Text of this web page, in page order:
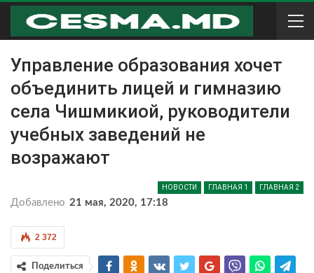
Управление образования хочет
объединить лицей и гимназию
села Чишмикиой, руководители
учебных заведений не
возражают
НОВОСТИ ГЛАВНАЯ 1 ГЛАВНАЯ 2
Добавлено 21 мая, 2020, 17:18
2 372
Поделиться